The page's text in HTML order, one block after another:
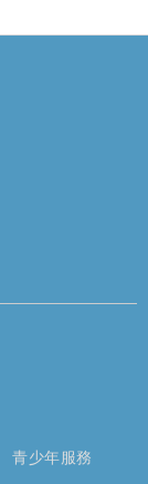
青少年服務